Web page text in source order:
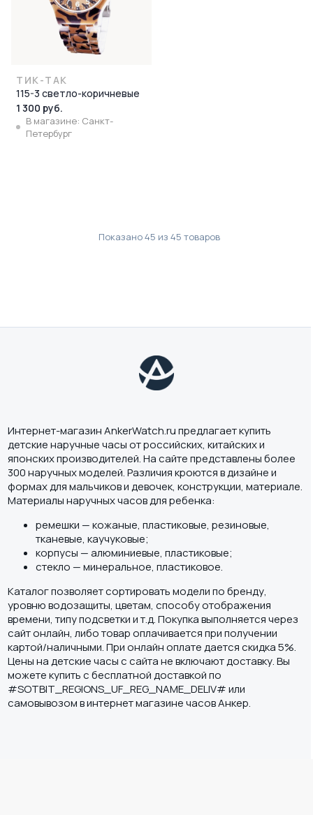
ТИК-ТАК
115-3 светло-коричневые
1 300 руб.
В магазине: Санкт-
Петербург
Показано45 из45 товаров
Интернет-магазин AnkerWatch.ru предлагает купить
детские наручные часы от российских, китайских и
японских производителей. На сайте представлены более
300 наручных моделей. Различия кроются в дизайне и
формах для мальчиков и девочек, конструкции, материале.
Материалы наручных часов для ребенка:
ремешки — кожаные, пластиковые, резиновые,
тканевые, каучуковые;
корпусы — алюминиевые, пластиковые;
стекло — минеральное, пластиковое.
Каталог позволяет сортировать модели по бренду,
уровню водозащиты, цветам, способу отображения
времени, типу подсветки и т.д. Покупка выполняется через
сайт онлайн, либо товар оплачивается при получении
картой/наличными. При онлайн оплате дается скидка 5%.
Цены на детские часы с сайта не включают доставку. Вы
можете купить c бесплатной доставкой по
#SOTBIT_REGIONS_UF_REG_NAME_DELIV# или
самовывозом в интернет магазине часов Анкер.